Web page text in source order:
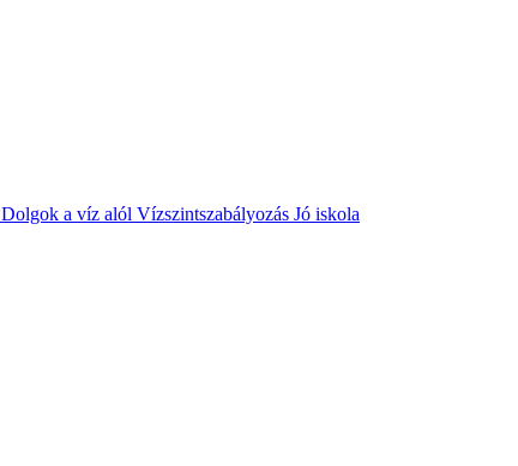
Dolgok a víz alól Vízszintszabályozás Jó iskola